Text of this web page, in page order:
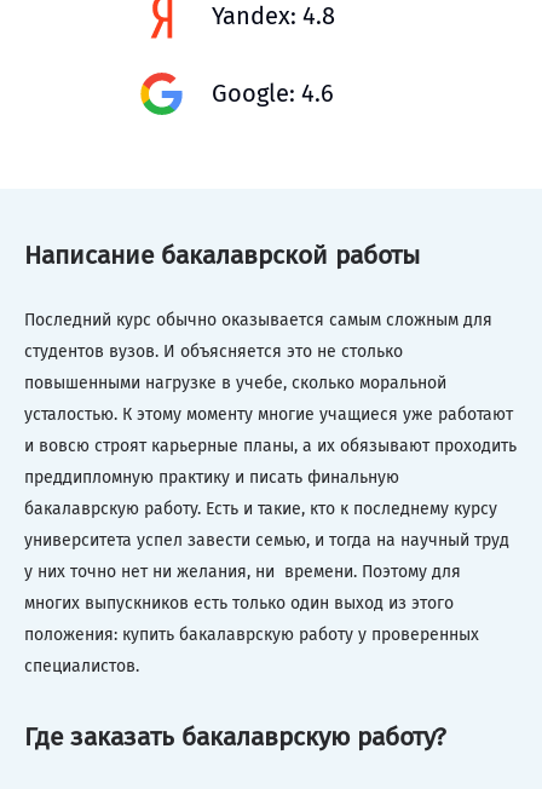
Yandex: 4.8
Google: 4.6
Написание бакалаврской работы
Последний курс обычно оказывается самым сложным для
студентов вузов. И объясняется это не столько
повышенными нагрузке в учебе, сколько моральной
усталостью. К этому моменту многие учащиеся уже работают
и вовсю строят карьерные планы, а их обязывают проходить
преддипломную практику и писать финальную
бакалаврскую работу. Есть и такие, кто к последнему курсу
университета успел завести семью, и тогда на научный труд
у них точно нет ни желания, ни времени. Поэтому для
многих выпускников есть только один выход из этого
положения: купить бакалаврскую работу у проверенных
специалистов.
Где заказать бакалаврскую работу?